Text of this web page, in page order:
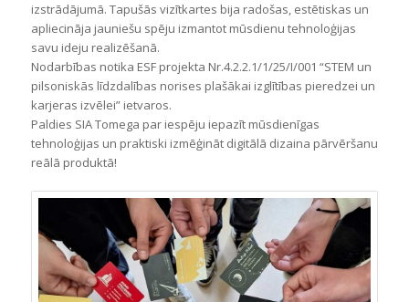
izstrādājumā. Tapušās vizītkartes bija radošas, estētiskas un
apliecināja jauniešu spēju izmantot mūsdienu tehnoloģijas
savu ideju realizēšanā.
Nodarbības notika ESF projekta Nr.4.2.2.1/1/25/I/001 “STEM un
pilsoniskās līdzdalības norises plašākai izglītības pieredzei un
karjeras izvēlei” ietvaros.
Paldies SIA Tomega par iespēju iepazīt mūsdienīgas
tehnoloģijas un praktiski izmēģināt digitālā dizaina pārvēršanu
reālā produktā!